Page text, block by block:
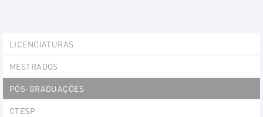
Portlet
LICENCIATURAS
MESTRADOS
PÓS-GRADUAÇÕES
CTESP